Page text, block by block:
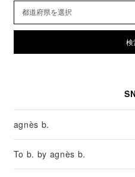
検
agnès b.
To b. by agnès b.